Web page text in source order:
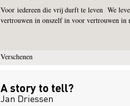
Voor iedereen die vrij durft te leven We
vertrouwen in onszelf in voor vertrouwen in
Verschenen
A story to tell?
Jan Driessen